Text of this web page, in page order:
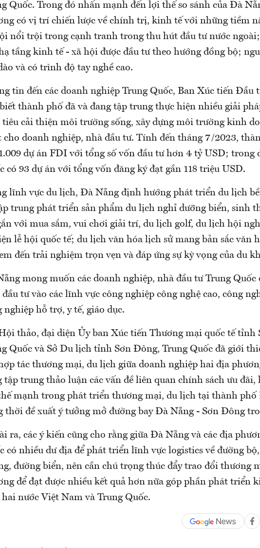
Quốc. Trong đó nhấn mạnh đến lợi thế so sánh của Đà
có vị trí chiến lược về chính trị, kinh tế với những tiềm
nổi trội trong cạnh tranh trong thu hút đầu tư nước
tầng kinh tế - xã hội được đầu tư theo hướng đồng bộ;
và có trình độ tay nghề cao.
tin đến các doanh nghiệp Trung Quốc, Ban Xúc tiến Đầu
thành phố đã và đang tập trung thực hiện nhiều giải
tiêu cải thiện môi trường sống, xây dựng môi trường kinh
cho doanh nghiệp, nhà đầu tư. Tính đến tháng 7/2023,
dự án FDI với tổng số vốn đầu tư hơn 4 tỷ USD; trong
có 93 dự án với tổng vốn đăng ký đạt gần 118 triệu USD.
lĩnh vực du lịch, Đà Nẵng định hướng phát triển du lịch
trung phát triển sản phẩm du lịch nghỉ dưỡng biển, sinh
với mua sắm, vui chơi giải trí, du lịch golf, du lịch hội
lễ hội quốc tế; du lịch văn hóa lịch sử mang bản sắc văn
đến trải nghiệm trọn vẹn và đáp ứng sự kỳ vọng của du
mong muốn các doanh nghiệp, nhà đầu tư Trung
đầu tư vào các lĩnh vực công nghiệp công nghệ cao, công
nghiệp hỗ trợ, y tế, giáo dục.
thảo, đại diện Ủy ban Xúc tiến Thương mại quốc tế tỉnh
Quốc và Sở Du lịch tỉnh Sơn Đông, Trung Quốc đã giới
tác thương mại, du lịch giữa doanh nghiệp hai địa
tập trung thảo luận các vấn đề liên quan chính sách ưu đãi,
mạnh trong phát triển thương mại, du lịch tại thành phố
thời đề xuất ý tưởng mở đường bay Đà Nẵng - Sơn Đông
ra, các ý kiến cũng cho rằng giữa Đà Nẵng và các địa
có nhiều dư địa để phát triển lĩnh vực logistics về đường
đường biển, nên cần chú trọng thúc đẩy trao đổi thương
để đạt được nhiều kết quả hơn nữa góp phần phát triển
hai nước Việt Nam và Trung Quốc.